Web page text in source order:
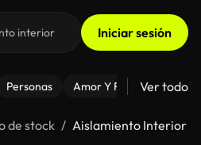
Iniciar sesión
Personas Amor Y Relaciones
Ver todo
de stock Aislamiento Interior